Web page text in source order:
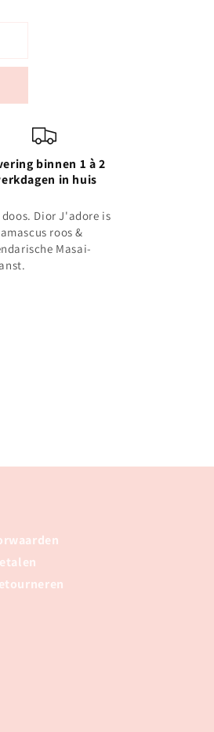
binnen 1 à 2
in huis
Dior J'adore is
roos &
Masai-